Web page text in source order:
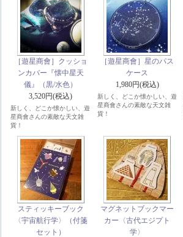
［遊星商會］クッショ
ンカバー『懐中星天
儀』（黒/水色）
3,520円(税込)
新しく、どこか懐かしい、遊
星商會さんの素敵な天文雑
貨！
［遊星商會］星のパス
ケース
1,980円(税込)
新しく、どこか懐かしい、遊
星商會さんの素敵な天文雑
貨！
スティッキーブック
〈宇宙航行学〉（付箋
セット）
マグネットブックマー
カー〈古代エジプト
学〉